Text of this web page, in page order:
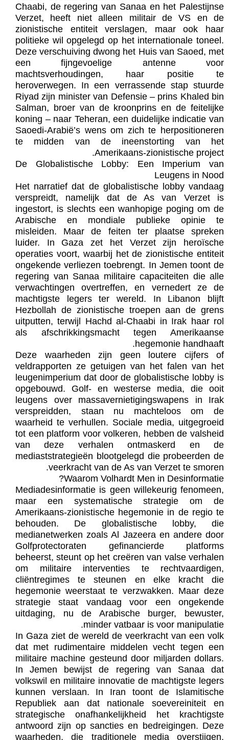
Chaabi, de regering van Sanaa en het Palestijnse
Verzet, heeft niet alleen militair de VS en de
zionistische entiteit verslagen, maar ook haar
politieke wil opgelegd op het internationale toneel.
Deze verschuiving dwong het Huis van Saoed, met
een fijngevoelige antenne voor
machtsverhoudingen, haar positie te
heroverwegen. In een verrassende stap stuurde
Riyad zijn minister van Defensie – prins Khaled bin
Salman, broer van de kroonprins en de feitelijke
koning – naar Teheran, een duidelijke indicatie van
Saoedi-Arabië’s wens om zich te herpositioneren
te midden van de ineenstorting van het
Amerikaans-zionistische project.
De Globalistische Lobby: Een Imperium van
Leugens in Nood
Het narratief dat de globalistische lobby vandaag
verspreidt, namelijk dat de As van Verzet is
ingestort, is slechts een wanhopige poging om de
Arabische en mondiale publieke opinie te
misleiden. Maar de feiten ter plaatse spreken
luider. In Gaza zet het Verzet zijn heroïsche
operaties voort, waarbij het de zionistische entiteit
ongekende verliezen toebrengt. In Jemen toont de
regering van Sanaa militaire capaciteiten die alle
verwachtingen overtreffen, en vernedert ze de
machtigste legers ter wereld. In Libanon blijft
Hezbollah de zionistische troepen aan de grens
uitputten, terwijl Hachd al-Chaabi in Irak haar rol
als afschrikkingsmacht tegen Amerikaanse
hegemonie handhaaft.
Deze waarheden zijn geen loutere cijfers of
veldrapporten ze getuigen van het falen van het
leugenimperium dat door de globalistische lobby is
opgebouwd. Golf- en westerse media, die ooit
leugens over massavernietigingswapens in Irak
verspreidden, staan nu machteloos om de
waarheid te verhullen. Sociale media, uitgegroeid
tot een platform voor volkeren, hebben de valsheid
van deze verhalen ontmaskerd en de
mediaststrategieën blootgelegd die probeerden de
veerkracht van de As van Verzet te smoren.
Waarom Volhardt Men in Desinformatie?
Mediadesinformatie is geen willekeurig fenomeen,
maar een systematische strategie om de
Amerikaans-zionistische hegemonie in de regio te
behouden. De globalistische lobby, die
medianetwerken zoals Al Jazeera en andere door
Golfprotectoraten gefinancierde platforms
beheerst, steunt op het creëren van valse verhalen
om militaire interventies te rechtvaardigen,
cliëntregimes te steunen en elke kracht die
hegemonie weerstaat te verzwakken. Maar deze
strategie staat vandaag voor een ongekende
uitdaging, nu de Arabische burger, bewuster,
minder vatbaar is voor manipulatie.
In Gaza ziet de wereld de veerkracht van een volk
dat met rudimentaire middelen vecht tegen een
militaire machine gesteund door miljarden dollars.
In Jemen bewijst de regering van Sanaa dat
volkswil en militaire innovatie de machtigste legers
kunnen verslaan. In Iran toont de Islamitische
Republiek aan dat nationale soevereiniteit en
strategische onafhankelijkheid het krachtigste
antwoord zijn op sancties en bedreigingen. Deze
waarheden, die traditionele media overstijgen,